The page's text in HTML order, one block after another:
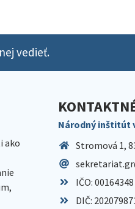
vedieť.
ako
Národný inštitút
Stromová 1,
IČO: 00164348
DIČ: